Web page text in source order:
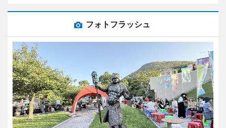
フォトフラッシュ